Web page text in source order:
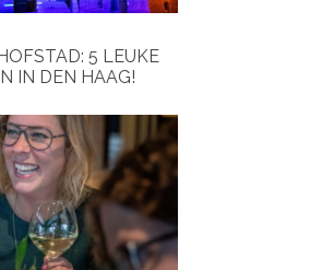
5 LEUKE
IN DEN HAAG!